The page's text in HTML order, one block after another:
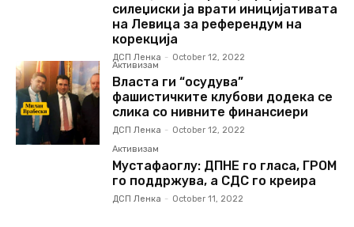
силеџиски ја врати иницијативата
на Левица за референдум на
корекција
ДСП Ленка - October 12, 2022
Активизам
Власта ги “осудува”
фашистичките клубови додека се
слика со нивните финансиери
ДСП Ленка - October 12, 2022
Активизам
Мустафаоглу: ДПНЕ го гласа, ГРОМ
го поддржува, а СДС го креира
ДСП Ленка - October 11, 2022